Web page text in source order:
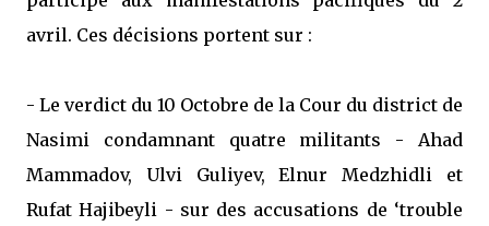
avril. Ces décisions portent sur :
- Le verdict du 10 Octobre de la Cour du district de
Nasimi condamnant quatre militants - Ahad
Mammadov, Ulvi Guliyev, Elnur Medzhidli et
Rufat Hajibeyli - sur des accusations de ‘trouble